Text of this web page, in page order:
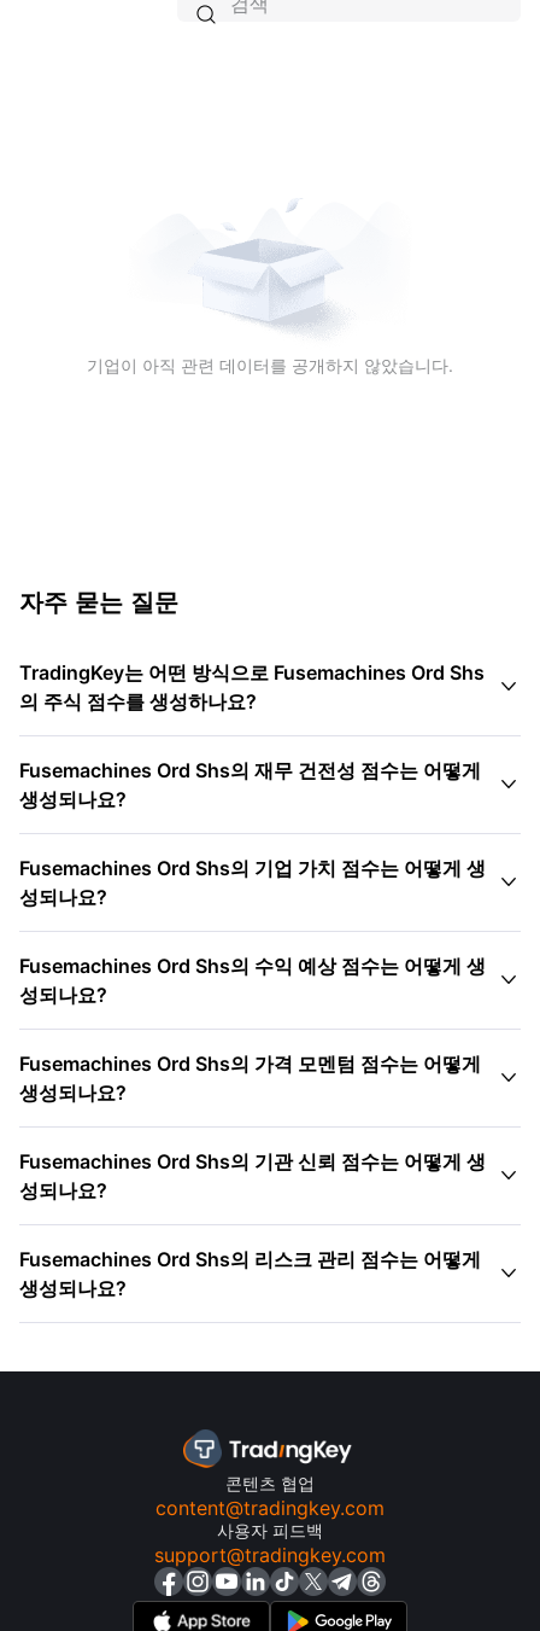

기업이 아직 관련 데이터를 공개하지 않았습니다.
자주 묻는 질문
TradingKey는 어떤 방식으로 Fusemachines Ord Shs
의 주식 점수를 생성하나요?

Fusemachines Ord Shs의 재무 건전성 점수는 어떻게
생성되나요?

Fusemachines Ord Shs의 기업 가치 점수는 어떻게 생
성되나요?

Fusemachines Ord Shs의 수익 예상 점수는 어떻게 생
성되나요?

Fusemachines Ord Shs의 가격 모멘텀 점수는 어떻게
생성되나요?

Fusemachines Ord Shs의 기관 신뢰 점수는 어떻게 생
성되나요?

Fusemachines Ord Shs의 리스크 관리 점수는 어떻게
생성되나요?

콘텐츠 협업
content@tradingkey.com
사용자 피드백
support@tradingkey.com